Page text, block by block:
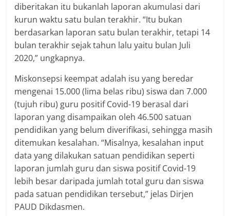
diberitakan itu bukanlah laporan akumulasi dari
kurun waktu satu bulan terakhir. “Itu bukan
berdasarkan laporan satu bulan terakhir, tetapi 14
bulan terakhir sejak tahun lalu yaitu bulan Juli
2020,” ungkapnya.
Miskonsepsi keempat adalah isu yang beredar
mengenai 15.000 (lima belas ribu) siswa dan 7.000
(tujuh ribu) guru positif Covid-19 berasal dari
laporan yang disampaikan oleh 46.500 satuan
pendidikan yang belum diverifikasi, sehingga masih
ditemukan kesalahan. “Misalnya, kesalahan input
data yang dilakukan satuan pendidikan seperti
laporan jumlah guru dan siswa positif Covid-19
lebih besar daripada jumlah total guru dan siswa
pada satuan pendidikan tersebut,” jelas Dirjen
PAUD Dikdasmen.